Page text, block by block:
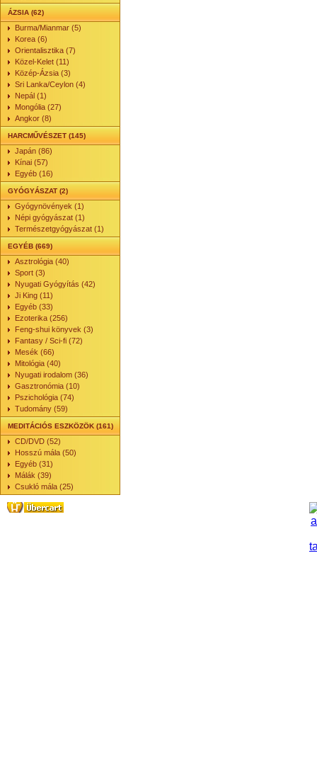
ÁZSIA (62)
Burma/Mianmar (5)
Korea (6)
Orientalisztika (7)
Közel-Kelet (11)
Közép-Ázsia (3)
Sri Lanka/Ceylon (4)
Nepál (1)
Mongólia (27)
Angkor (8)
HARCMŰVÉSZET (145)
Japán (86)
Kínai (57)
Egyéb (16)
GYÓGYÁSZAT (2)
Gyógynövények (1)
Népi gyógyászat (1)
Természetgyógyászat (1)
EGYÉB (669)
Asztrológia (40)
Sport (3)
Nyugati Gyógyítás (42)
Ji King (11)
Egyéb (33)
Ezoterika (256)
Feng-shui könyvek (3)
Fantasy / Sci-fi (72)
Mesék (66)
Mitológia (40)
Nyugati irodalom (36)
Gasztronómia (10)
Pszichológia (74)
Tudomány (59)
MEDITÁCIÓS ESZKÖZÖK (161)
CD/DVD (52)
Hosszú mála (50)
Egyéb (31)
Málák (39)
Csukló mála (25)